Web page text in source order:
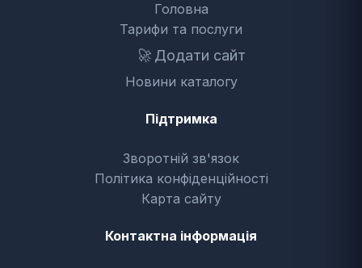
Головна
Тарифи та послуги
🚀Додати сайт
Новини каталогу
Підтримка
Зворотній зв'язок
Політика конфіденційності
Карта сайту
Контактна інформація